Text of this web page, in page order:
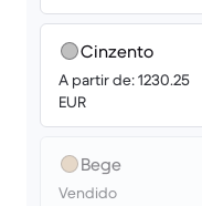
Cinzento
A partir de: 1230.25
EUR
Bege
Vendido